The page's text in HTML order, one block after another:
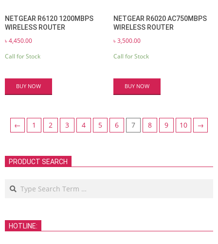
NETGEAR R6120 1200MBPS
WIRELESS ROUTER
৳4,450.00
Call for Stock
BUY NOW
NETGEAR R6020 AC750MBPS
WIRELESS ROUTER
৳3,500.00
Call for Stock
BUY NOW
← 1 2 3 4 5 6 7 8 9 10 →
PRODUCT SEARCH
Search
HOTLINE: